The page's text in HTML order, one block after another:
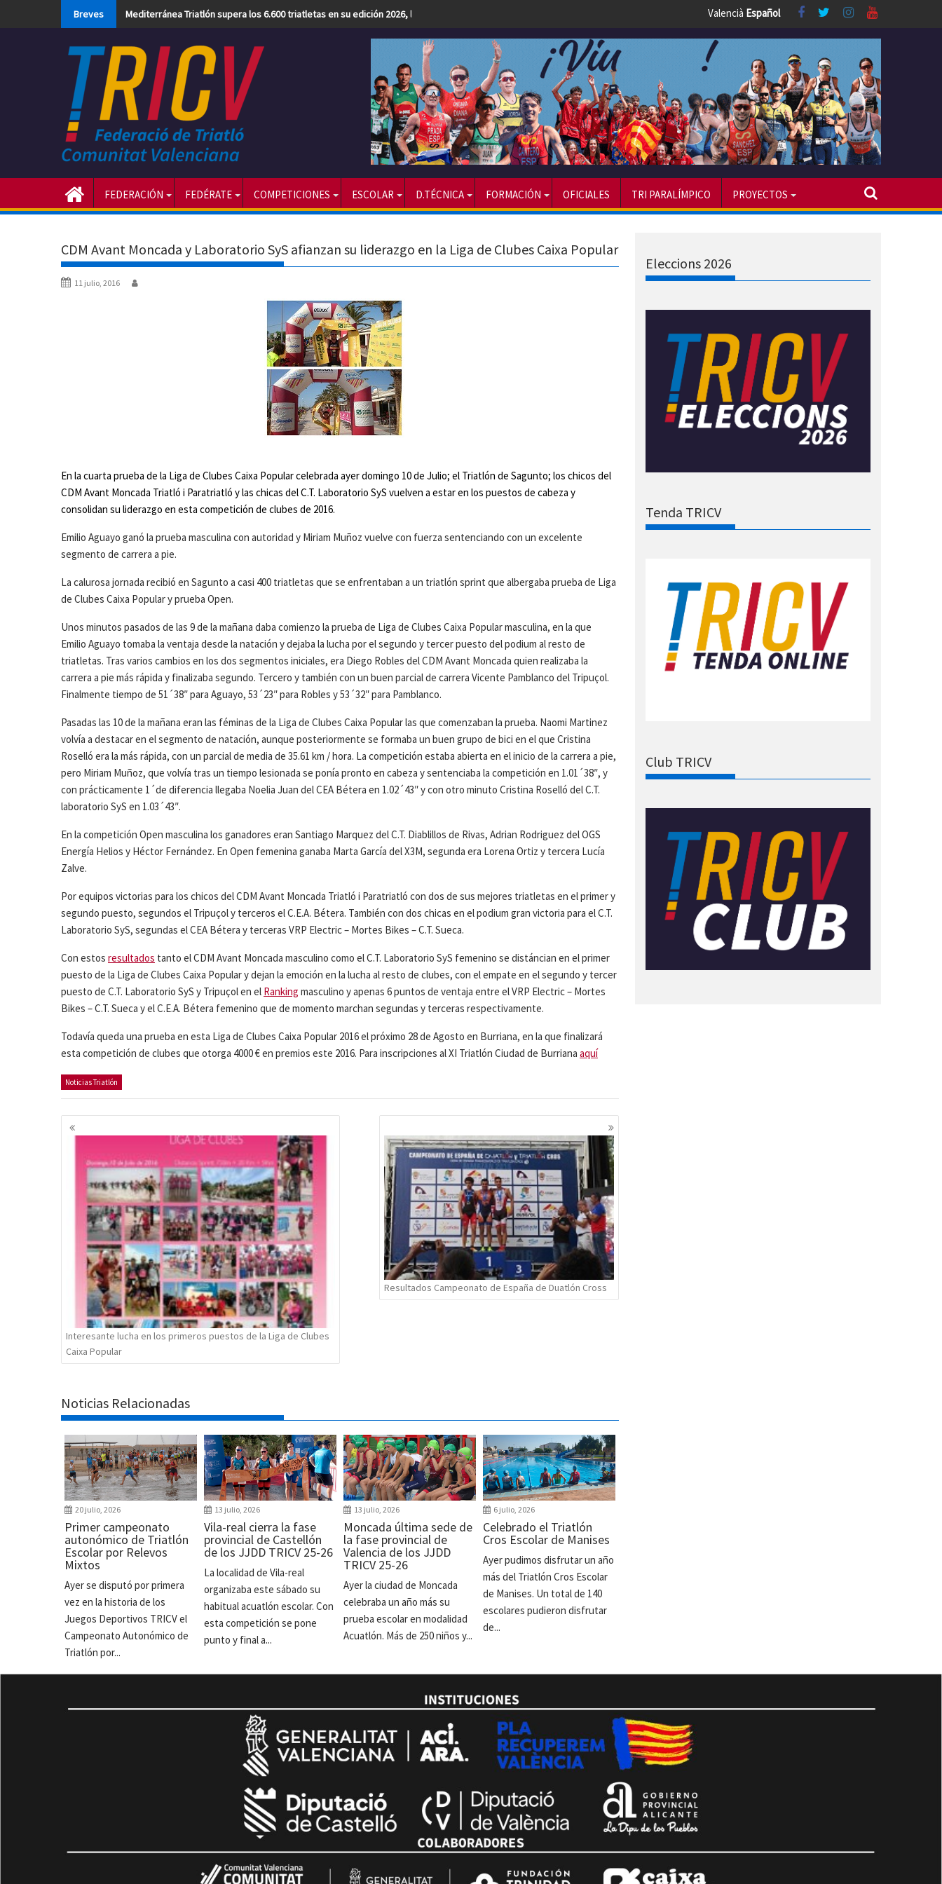
Breves Mediterránea Triatlón supera los 6.600 triatletas en su edición 2026, la más numerosa hasta la fecha Valencià Español
FEDERACIÓN FEDÉRATE COMPETICIONES ESCOLAR D.TÉCNICA FORMACIÓN OFICIALES TRI PARALÍMPICO PROYECTOS
CDM Avant Moncada y Laboratorio SyS afianzan su liderazgo en la Liga de Clubes Caixa Popular
11 julio, 2016
En la cuarta prueba de la Liga de Clubes Caixa Popular celebrada ayer domingo 10 de Julio; el Triatlón de Sagunto; los chicos del
CDM Avant Moncada Triatló i Paratriatló y las chicas del C.T. Laboratorio SyS vuelven a estar en los puestos de cabeza y
consolidan su liderazgo en esta competición de clubes de 2016.
Emilio Aguayo ganó la prueba masculina con autoridad y Miriam Muñoz vuelve con fuerza sentenciando con un excelente
segmento de carrera a pie.
La calurosa jornada recibió en Sagunto a casi 400 triatletas que se enfrentaban a un triatlón sprint que albergaba prueba de Liga
de Clubes Caixa Popular y prueba Open.
Unos minutos pasados de las 9 de la mañana daba comienzo la prueba de Liga de Clubes Caixa Popular masculina, en la que
Emilio Aguayo tomaba la ventaja desde la natación y dejaba la lucha por el segundo y tercer puesto del podium al resto de
triatletas. Tras varios cambios en los dos segmentos iniciales, era Diego Robles del CDM Avant Moncada quien realizaba la
carrera a pie más rápida y finalizaba segundo. Tercero y también con un buen parcial de carrera Vicente Pamblanco del Tripuçol.
Finalmente tiempo de 51´38″ para Aguayo, 53´23″ para Robles y 53´32″ para Pamblanco.
Pasadas las 10 de la mañana eran las féminas de la Liga de Clubes Caixa Popular las que comenzaban la prueba. Naomi Martinez
volvía a destacar en el segmento de natación, aunque posteriormente se formaba un buen grupo de bici en el que Cristina
Roselló era la más rápida, con un parcial de media de 35.61 km / hora. La competición estaba abierta en el inicio de la carrera a pie,
pero Miriam Muñoz, que volvía tras un tiempo lesionada se ponía pronto en cabeza y sentenciaba la competición en 1.01´38″, y
con prácticamente 1´de diferencia llegaba Noelia Juan del CEA Bétera en 1.02´43″ y con otro minuto Cristina Roselló del C.T.
laboratorio SyS en 1.03´43″.
En la competición Open masculina los ganadores eran Santiago Marquez del C.T. Diablillos de Rivas, Adrian Rodriguez del OGS
Energía Helios y Héctor Fernández. En Open femenina ganaba Marta García del X3M, segunda era Lorena Ortiz y tercera Lucía
Zalve.
Por equipos victorias para los chicos del CDM Avant Moncada Triatló i Paratriatló con dos de sus mejores triatletas en el primer y
segundo puesto, segundos el Tripuçol y terceros el C.E.A. Bétera. También con dos chicas en el podium gran victoria para el C.T.
Laboratorio SyS, segundas el CEA Bétera y terceras VRP Electric – Mortes Bikes – C.T. Sueca.
Con estos resultados tanto el CDM Avant Moncada masculino como el C.T. Laboratorio SyS femenino se distáncian en el primer
puesto de la Liga de Clubes Caixa Popular y dejan la emoción en la lucha al resto de clubes, con el empate en el segundo y tercer
puesto de C.T. Laboratorio SyS y Tripuçol en el Ranking masculino y apenas 6 puntos de ventaja entre el VRP Electric – Mortes
Bikes – C.T. Sueca y el C.E.A. Bétera femenino que de momento marchan segundas y terceras respectivamente.
Todavía queda una prueba en esta Liga de Clubes Caixa Popular 2016 el próximo 28 de Agosto en Burriana, en la que finalizará
esta competición de clubes que otorga 4000 € en premios este 2016. Para inscripciones al XI Triatlón Ciudad de Burriana aquí
Noticias Triatlón
Navegación
de
entradas
Interesante lucha en los primeros puestos de la Liga de Clubes
Caixa Popular
Resultados Campeonato de España de Duatlón Cross
Noticias Relacionadas
20 julio, 2026
Primer campeonato
autonómico de Triatlón
Escolar por Relevos
Mixtos
Ayer se disputó por primera
vez en la historia de los
Juegos Deportivos TRICV el
Campeonato Autonómico de
Triatlón por...
13 julio, 2026
Vila-real cierra la fase
provincial de Castellón
de los JJDD TRICV 25-26
La localidad de Vila-real
organizaba este sábado su
habitual acuatlón escolar. Con
esta competición se pone
punto y final a...
13 julio, 2026
Moncada última sede de
la fase provincial de
Valencia de los JJDD
TRICV 25-26
Ayer la ciudad de Moncada
celebraba un año más su
prueba escolar en modalidad
Acuatlón. Más de 250 niños y...
6 julio, 2026
Celebrado el Triatlón
Cros Escolar de Manises
Ayer pudimos disfrutar un año
más del Triatlón Cros Escolar
de Manises. Un total de 140
escolares pudieron disfrutar
de...
Eleccions 2026
Tenda TRICV
Club TRICV